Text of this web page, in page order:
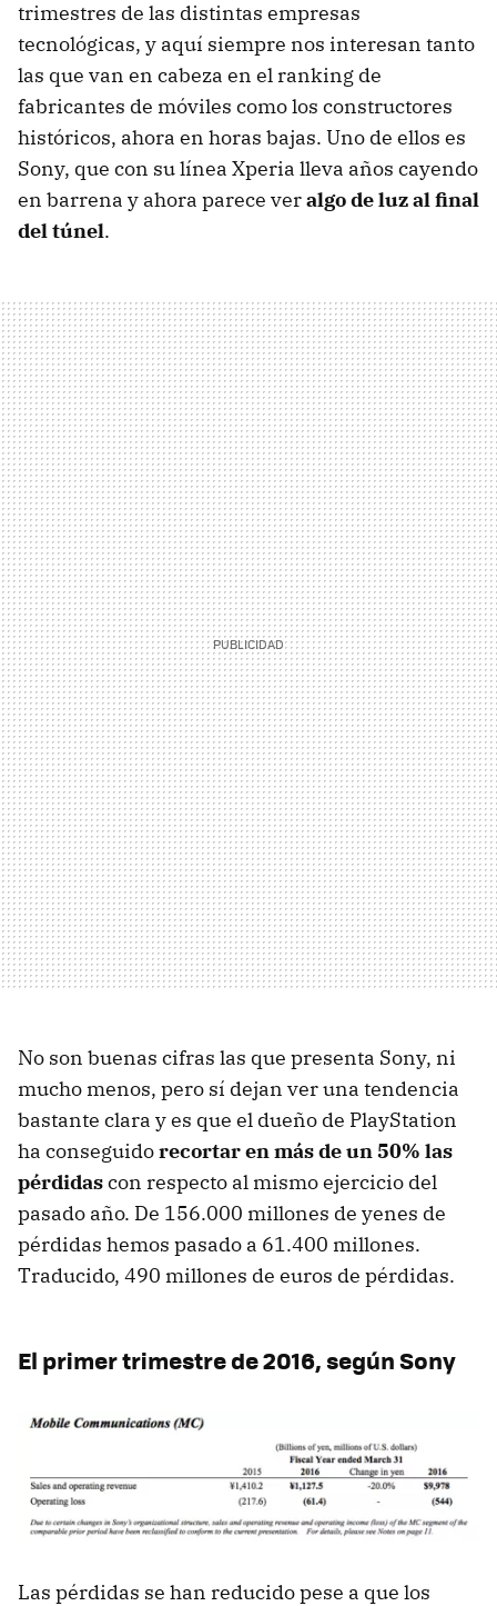
trimestres de las distintas empresas
tecnológicas, y aquí siempre nos interesan tanto
las que van en cabeza en el ranking de
fabricantes de móviles como los constructores
históricos, ahora en horas bajas. Uno de ellos es
Sony, que con su línea Xperia lleva años cayendo
en barrena y ahora parece veralgo de luz al final
del túnel.
No son buenas cifras las que presenta Sony, ni
mucho menos, pero sí dejan ver una tendencia
bastante clara y es que el dueño de PlayStation
ha conseguidorecortar en más de un 50% las
pérdidascon respecto al mismo ejercicio del
pasado año. De 156.000 millones de yenes de
pérdidas hemos pasado a 61.400 millones.
Traducido, 490 millones de euros de pérdidas.
El primer trimestre de 2016, según Sony
Las pérdidas se han reducido pese a que los